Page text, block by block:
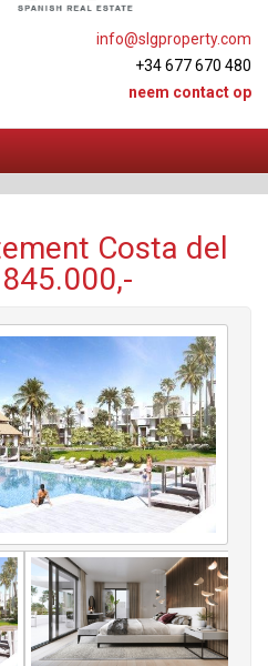
info@slgproperty.com
+34 677 670 480
neem contact op
Costa del